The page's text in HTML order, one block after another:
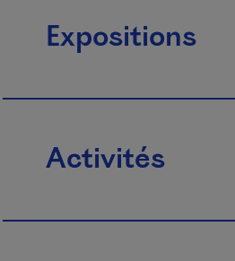
Expositions
Activités